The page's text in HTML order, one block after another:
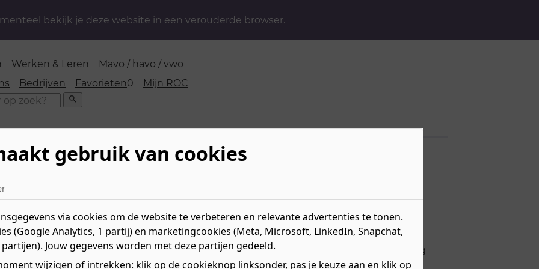
bekijk je deze website in een verouderde browser.
Werken & Leren
Mavo / havo / vwo
Bedrijven Favorieten0 favorieten
Mijn ROC
Zoeken
mee kan doen. Als je wat extra hulp nodig hebt óf als je juist extra uitdaging nodig
gebruik van cookies
via cookies om de website te verbeteren en relevante advertenties te tonen.
(Google Analytics, 1 partij) en marketingcookies (Meta, Microsoft, LinkedIn, Snapchat,
Jouw gegevens worden met deze partijen gedeeld.
wijzigen of intrekken: klik op de cookieknop linksonder, pas je keuze aan en klik op